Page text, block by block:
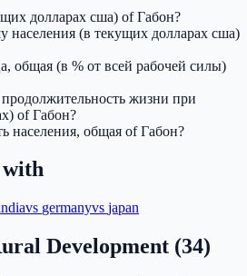
долларах сша) of Габон?
населения (в текущих долларах сша)
общая (в % от всей рабочей силы)
жизни при
of Габон?
населения, общая of Габон?
with
vs germanyvs japan
Development (34)